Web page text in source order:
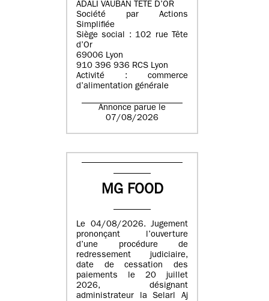
ADALI VAUBAN TETE D’OR
Société par Actions
Simplifiée
Siège social : 102 rue Tête
d’Or
69006 Lyon
910 396 936 RCS Lyon
Activité : commerce
d’alimentation générale
Annonce parue le
07/08/2026
MG FOOD
Le 04/08/2026. Jugement
prononçant l’ouverture
d’une procédure de
redressement judiciaire,
date de cessation des
paiements le 20 juillet
2026, désignant
administrateur la Selarl Aj